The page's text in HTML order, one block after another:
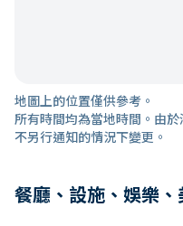
地圖上的位置僅供參考。
所有時間均為當地時間。由
不另行通知的情況下變更。
餐廳、設施、娛樂、